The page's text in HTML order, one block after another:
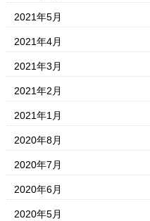
2021年5月
2021年4月
2021年3月
2021年2月
2021年1月
2020年8月
2020年7月
2020年6月
2020年5月